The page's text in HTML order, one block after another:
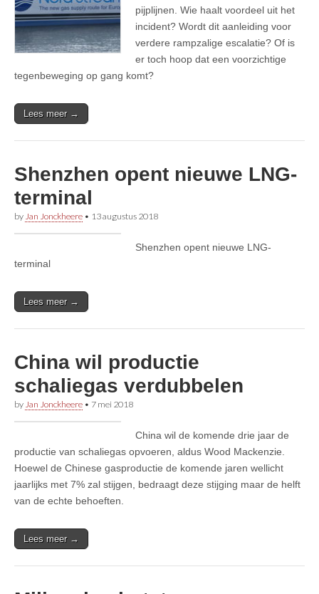
pijplijnen. Wie haalt voordeel uit het
incident? Wordt dit aanleiding voor
verdere rampzalige escalatie? Of is
er toch hoop dat een voorzichtige
tegenbeweging op gang komt?
Lees meer →
Shenzhen opent nieuwe LNG-
terminal
by Jan Jonckheere • 13 augustus 2018
Shenzhen opent nieuwe LNG-
terminal
Lees meer →
China wil productie
schaliegas verdubbelen
by Jan Jonckheere • 7 mei 2018
China wil de komende drie jaar de
productie van schaliegas opvoeren, aldus Wood Mackenzie.
Hoewel de Chinese gasproductie de komende jaren wellicht
jaarlijks met 7% zal stijgen, bedraagt deze stijging maar de helft
van de echte behoeften.
Lees meer →